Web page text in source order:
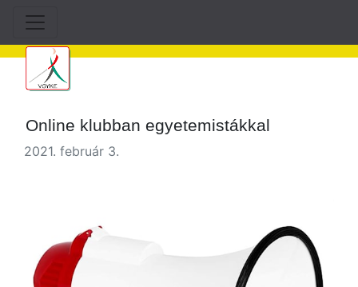
Online klubban egyetemistákkal
2021. február 3.